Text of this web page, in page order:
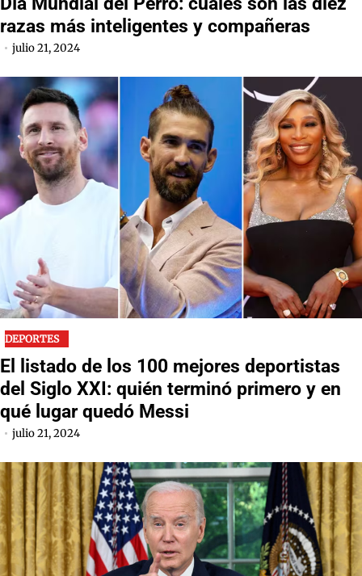
razas más inteligentes y compañeras
julio 21, 2024
DEPORTES
El listado de los 100 mejores deportistas
del Siglo XXI: quién terminó primero y en
qué lugar quedó Messi
julio 21, 2024